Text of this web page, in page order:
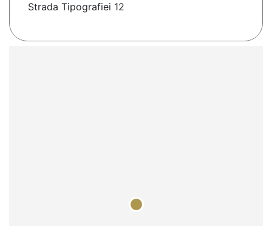
Strada Tipografiei 12